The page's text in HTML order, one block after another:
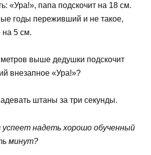
«Ура!», папа подскочит на 18 см.
годы переживший и не такое,
на 5 см.
выше дедушки подскочит
внезапное «Ура!»?
штаны за три секунды.
надеть хорошо обученный
минут?